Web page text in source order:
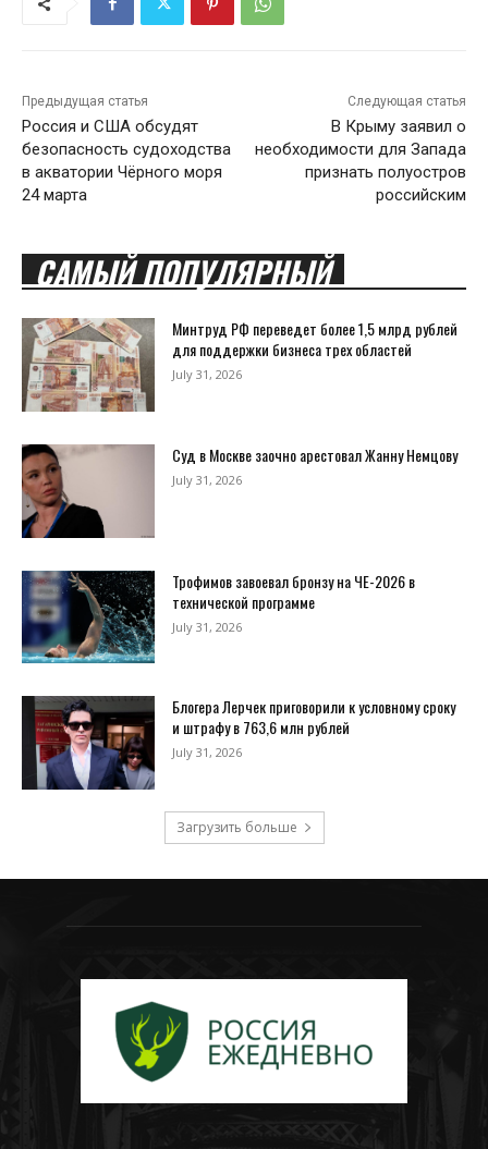
Предыдущая статья
Россия и США обсудят
безопасность судоходства
в акватории Чёрного моря
24 марта
Следующая статья
В Крыму заявил о
необходимости для Запада
признать полуостров
российским
САМЫЙ ПОПУЛЯРНЫЙ
Минтруд РФ переведет более 1,5 млрд рублей
для поддержки бизнеса трех областей
July 31, 2026
Суд в Москве заочно арестовал Жанну Немцову
July 31, 2026
Трофимов завоевал бронзу на ЧЕ-2026 в
технической программе
July 31, 2026
Блогера Лерчек приговорили к условному сроку
и штрафу в 763,6 млн рублей
July 31, 2026
Загрузить больше